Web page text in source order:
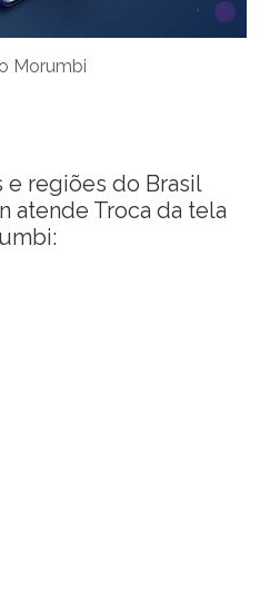
Morumbi
e regiões do Brasil
atende Troca da tela